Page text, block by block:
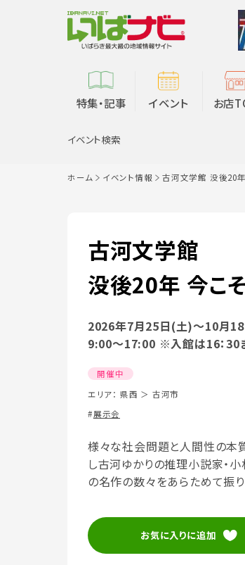
特集・記事 イベント お店
イベント検索
ホーム イベント情報 古河文学館 没後20
古河文学館
没後20年 今こ
2026年7月25日(土)～10月
9:00～17:00 ※入館は16：30
開催中
エリア： 県西 ＞ 古河市
展示会
様々な社会問題と人間性の本
し古河ゆかりの推理小説家・
の名作の数々をあらためて振り
お気に入りに追加